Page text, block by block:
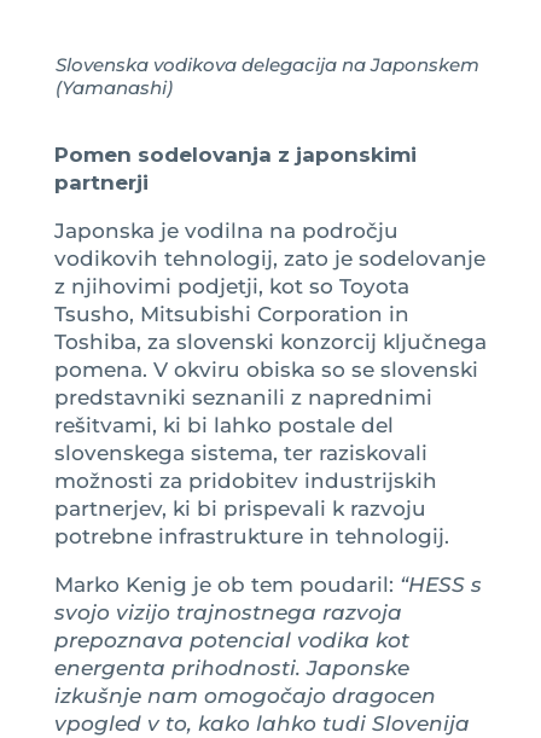
Slovenska vodikova delegacija na Japonskem
(Yamanashi)
Pomen sodelovanja z japonskimi
partnerji
Japonska je vodilna na področju
vodikovih tehnologij, zato je sodelovanje
z njihovimi podjetji, kot so Toyota
Tsusho, Mitsubishi Corporation in
Toshiba, za slovenski konzorcij ključnega
pomena. V okviru obiska so se slovenski
predstavniki seznanili z naprednimi
rešitvami, ki bi lahko postale del
slovenskega sistema, ter raziskovali
možnosti za pridobitev industrijskih
partnerjev, ki bi prispevali k razvoju
potrebne infrastrukture in tehnologij.
Marko Kenig je ob tem poudaril: “HESS s
svojo vizijo trajnostnega razvoja
prepoznava potencial vodika kot
energenta prihodnosti. Japonske
izkušnje nam omogočajo dragocen
vpogled v to, kako lahko tudi Slovenija